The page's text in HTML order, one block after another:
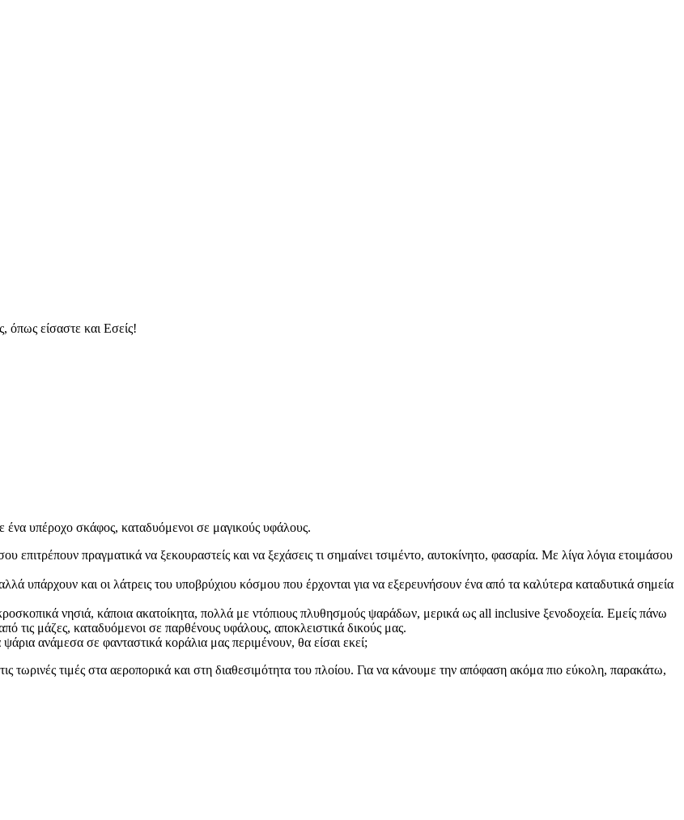
όπως είσαστε και Εσείς!
ένα υπέροχο σκάφος, καταδυόμενοι σε μαγικούς υφάλους.
επιτρέπουν πραγματικά να ξεκουραστείς και να ξεχάσεις τι σημαίνει τσιμέντο, αυτοκίνητο, φασαρία. Με λίγα λόγια ετοιμάσου
υπάρχουν και οι λάτρεις του υποβρύχιου κόσμου που έρχονται για να εξερευνήσουν ένα από τα καλύτερα καταδυτικά σημεία
νησιά, κάποια ακατοίκητα, πολλά με ντόπιους πλυθησμούς ψαράδων, μερικά ως all inclusive ξενοδοχεία. Εμείς πάνω
τις μάζες, καταδυόμενοι σε παρθένους υφάλους, αποκλειστικά δικούς μας.
ανάμεσα σε φανταστικά κοράλια μας περιμένουν, θα είσαι εκεί;
τωρινές τιμές στα αεροπορικά και στη διαθεσιμότητα του πλοίου. Για να κάνουμε την απόφαση ακόμα πιο εύκολη, παρακάτω,